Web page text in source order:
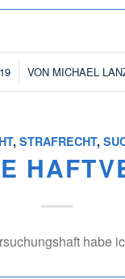
VON MICHAEL
,STRAFRECHT,
habe